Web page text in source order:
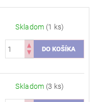
Skladom (1 ks)
Skladom (3 ks)